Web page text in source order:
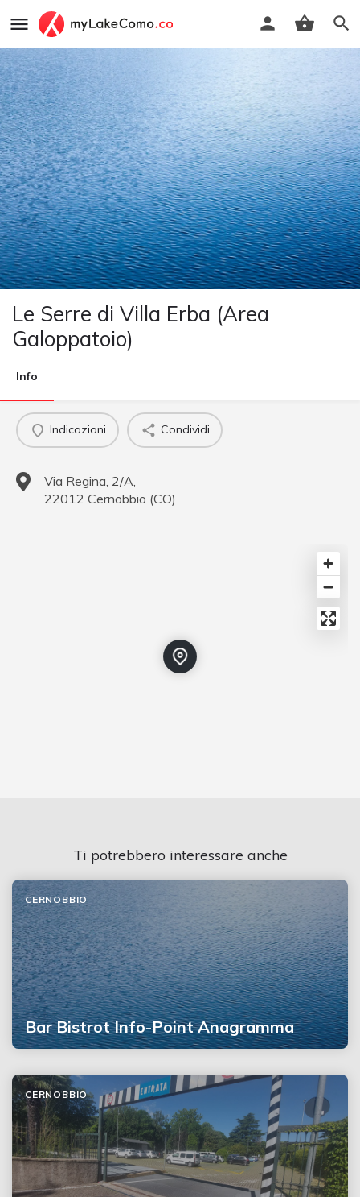
Le Serre di Villa Erba (Area
Galoppatoio)
Info
Indicazioni Condividi
Via Regina, 2/A,
22012 Cernobbio (CO)
Ti potrebbero interessare anche
Bar Bistrot Info-Point Anagramma
CERNOBBIO
CERNOBBIO